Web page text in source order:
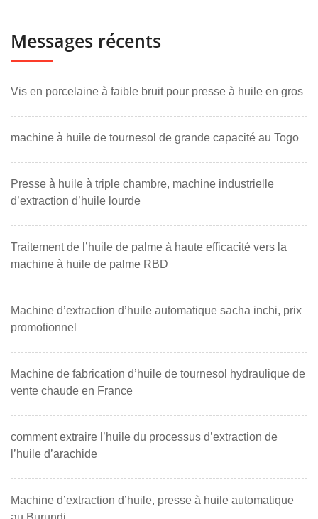
Messages récents
Vis en porcelaine à faible bruit pour presse à huile en gros
machine à huile de tournesol de grande capacité au Togo
Presse à huile à triple chambre, machine industrielle
d’extraction d’huile lourde
Traitement de l’huile de palme à haute efficacité vers la
machine à huile de palme RBD
Machine d’extraction d’huile automatique sacha inchi, prix
promotionnel
Machine de fabrication d’huile de tournesol hydraulique de
vente chaude en France
comment extraire l’huile du processus d’extraction de
l’huile d’arachide
Machine d’extraction d’huile, presse à huile automatique